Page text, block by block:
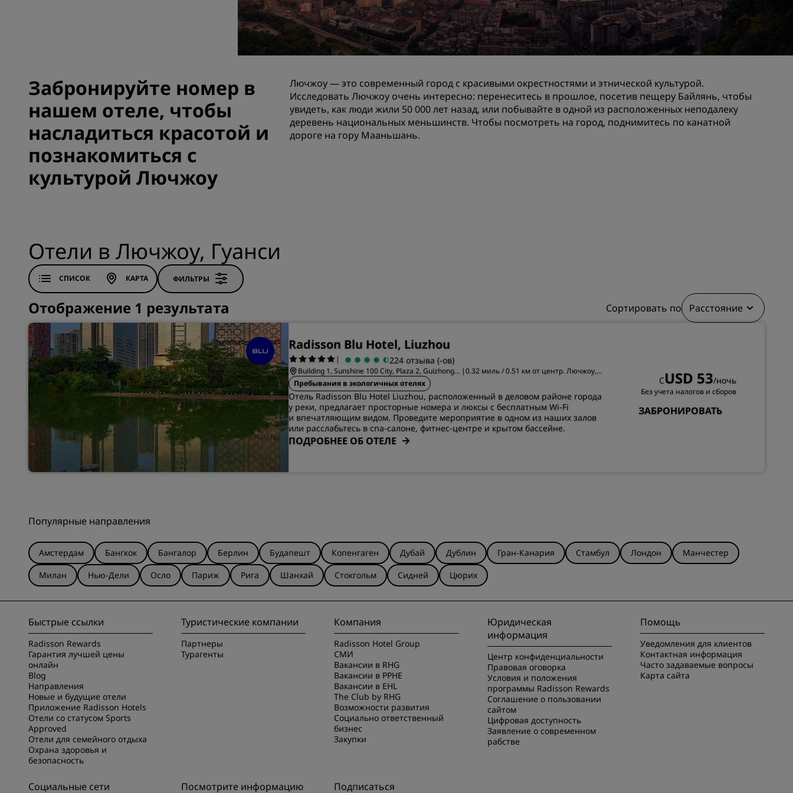
Забронировать помещение для
мероприятия
Запросить ценовое
предложение
мероприятий
Отраслевые решения
Найти рейсы
Отели для семейного отдыха
Rad Pets
Помещения для свадеб
Размещение спортивных
команд
Деловой путешественник
Bookers and Planners
Забронируйте номер в
нашем отеле, чтобы
насладиться красотой и
познакомиться с
культурой Лючжоу
Лючжоу — это современный город с красивыми окрестностями и этнической культурой.
Исследовать Лючжоу очень интересно: перенеситесь в прошлое, посетив пещеру Байлянь, чтобы
увидеть, как люди жили 50 000 лет назад, или побывайте в одной из расположенных неподалеку
деревень национальных меньшинств. Чтобы посмотреть на город, поднимитесь по канатной
дороге на гору Мааньшань.
Отели в Лючжоу, Гуанси
СПИСОК КАРТА ФИЛЬТРЫ
Отображение 1 результата Сортировать по Расстояние
Radisson Blu Hotel, Liuzhou
| 224 отзыва (-ов)
Building 1, Sunshine 100 City, Plaza 2, Guizhong
Avenue
|0.32 миль / 0.51 км от центр. Лючжоу,
Пребывания в экологичных отелях
Отель Radisson Blu Hotel Liuzhou, расположенный в деловом районе города
у реки, предлагает просторные номера и люксы с бесплатным Wi-Fi
и впечатляющим видом. Проведите мероприятие в одном из наших залов
или расслабьтесь в спа-салоне, фитнес-центре и крытом бассейне.
ПОДРОБНЕЕ ОБ ОТЕЛЕ
СUSD 53/ночь
Без учета налогов и сборов
ЗАБРОНИРОВАТЬ
Популярные направления
Амстердам Бангкок Бангалор Берлин Будапешт Копенгаген Дубай Дублин Гран-Канария Стамбул Лондон
Манчестер
Милан
Нью-Дели Осло Париж Рига Шанхай Стокгольм Сидней Цюрих
Быстрые ссылки
Radisson Rewards
Гарантия лучшей цены
онлайн
Blog
Направления
Новые и будущие отели
Приложение Radisson Hotels
Отели со статусом Sports
Approved
Отели для семейного отдыха
Охрана здоровья и
безопасность
Туристические компании
Партнеры
Турагенты
Компания
Radisson Hotel Group
СМИ
Вакансии в RHG
Вакансии в PPHE
Вакансии в EHL
The Club by RHG
Возможности развития
Социально ответственный
бизнес
Закупки
Юридическая
информация
Центр конфиденциальности
Правовая оговорка
Условия и положения
программы Radisson Rewards
Соглашение о пользовании
сайтом
Цифровая доступность
Заявление о современном
рабстве
Помощь
Уведомления для клиентов
Контактная информация
Часто задаваемые вопросы
Карта сайта
Социальные сети
Посмотрите информацию
Подписаться